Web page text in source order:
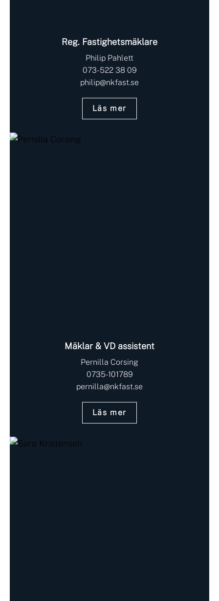
Reg. Fastighetsmäklare
Philip Pahlett
073-522 38 09
philip@nkfast.se
Läs mer
Mäklar & VD assistent
Pernilla Corsing
0735-101789
pernilla@nkfast.se
Läs mer